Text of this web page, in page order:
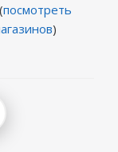
посмотреть
)